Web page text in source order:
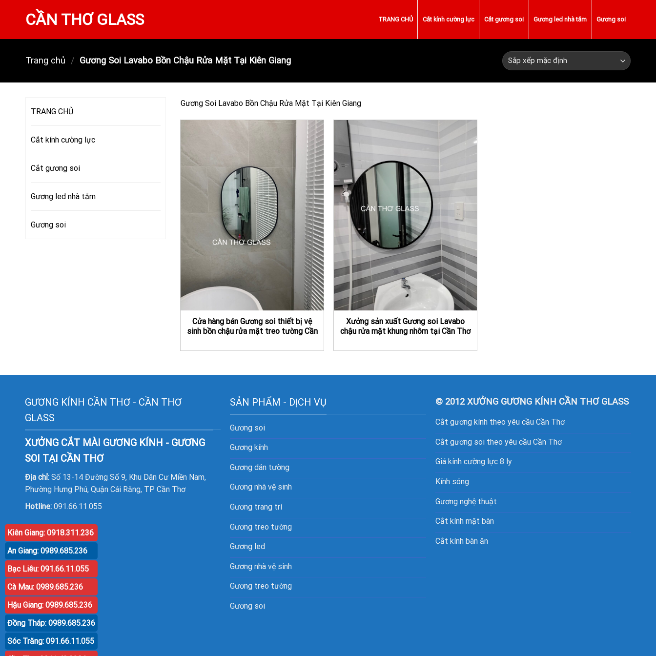
CẦN THƠ GLASS TRANG CHỦ Cắt kính cường lực Cắt gương soi Gương led nhà tắm Gương soi
Trang chủ / Gương Soi Lavabo Bồn Chậu Rửa Mặt Tại Kiên Giang
TRANG CHỦ
Cắt kính cường lực
Cắt gương soi
Gương led nhà tắm
Gương soi
Gương Soi Lavabo Bồn Chậu Rửa Mặt Tại Kiên Giang
Cửa hàng bán Gương soi thiết bị vệ
sinh bồn chậu rửa mặt treo tường Cần
Xưởng sản xuất Gương soi Lavabo
chậu rửa mặt khung nhôm tại Cần Thơ
GƯƠNG KÍNH CẦN THƠ - CẦN THƠ
GLASS
XƯỞNG CẮT MÀI GƯƠNG KÍNH - GƯƠNG
SOI TẠI CẦN THƠ
Địa chỉ:Số 13-14 Đường Số 9, Khu Dân Cư Miền Nam,
Phường Hưng Phú, Quận Cái Răng, TP Cần Thơ
Hotline: 091.66.11.055
SẢN PHẨM - DỊCH VỤ
Gương soi
Gương kính
Gương dán tường
Gương nhà vệ sinh
Gương trang trí
Gương treo tường
Gương led
Gương nhà vệ sinh
Gương treo tường
Gương soi
© 2012 XƯỞNG GƯƠNG KÍNH CẦN THƠ GLASS
Cắt gương kính theo yêu cầu Cần Thơ
Cắt gương soi theo yêu cầu Cần Thơ
Giá kính cường lực 8 ly
Kính sóng
Gương nghệ thuật
Cắt kính mặt bàn
Cắt kính bàn ăn
Kiên Giang: 0918.311.236
An Giang: 0989.685.236
Bạc Liêu: 091.66.11.055
Cà Mau: 0989.685.236
Hậu Giang: 0989.685.236
Đồng Tháp: 0989.685.236
Sóc Trăng: 091.66.11.055